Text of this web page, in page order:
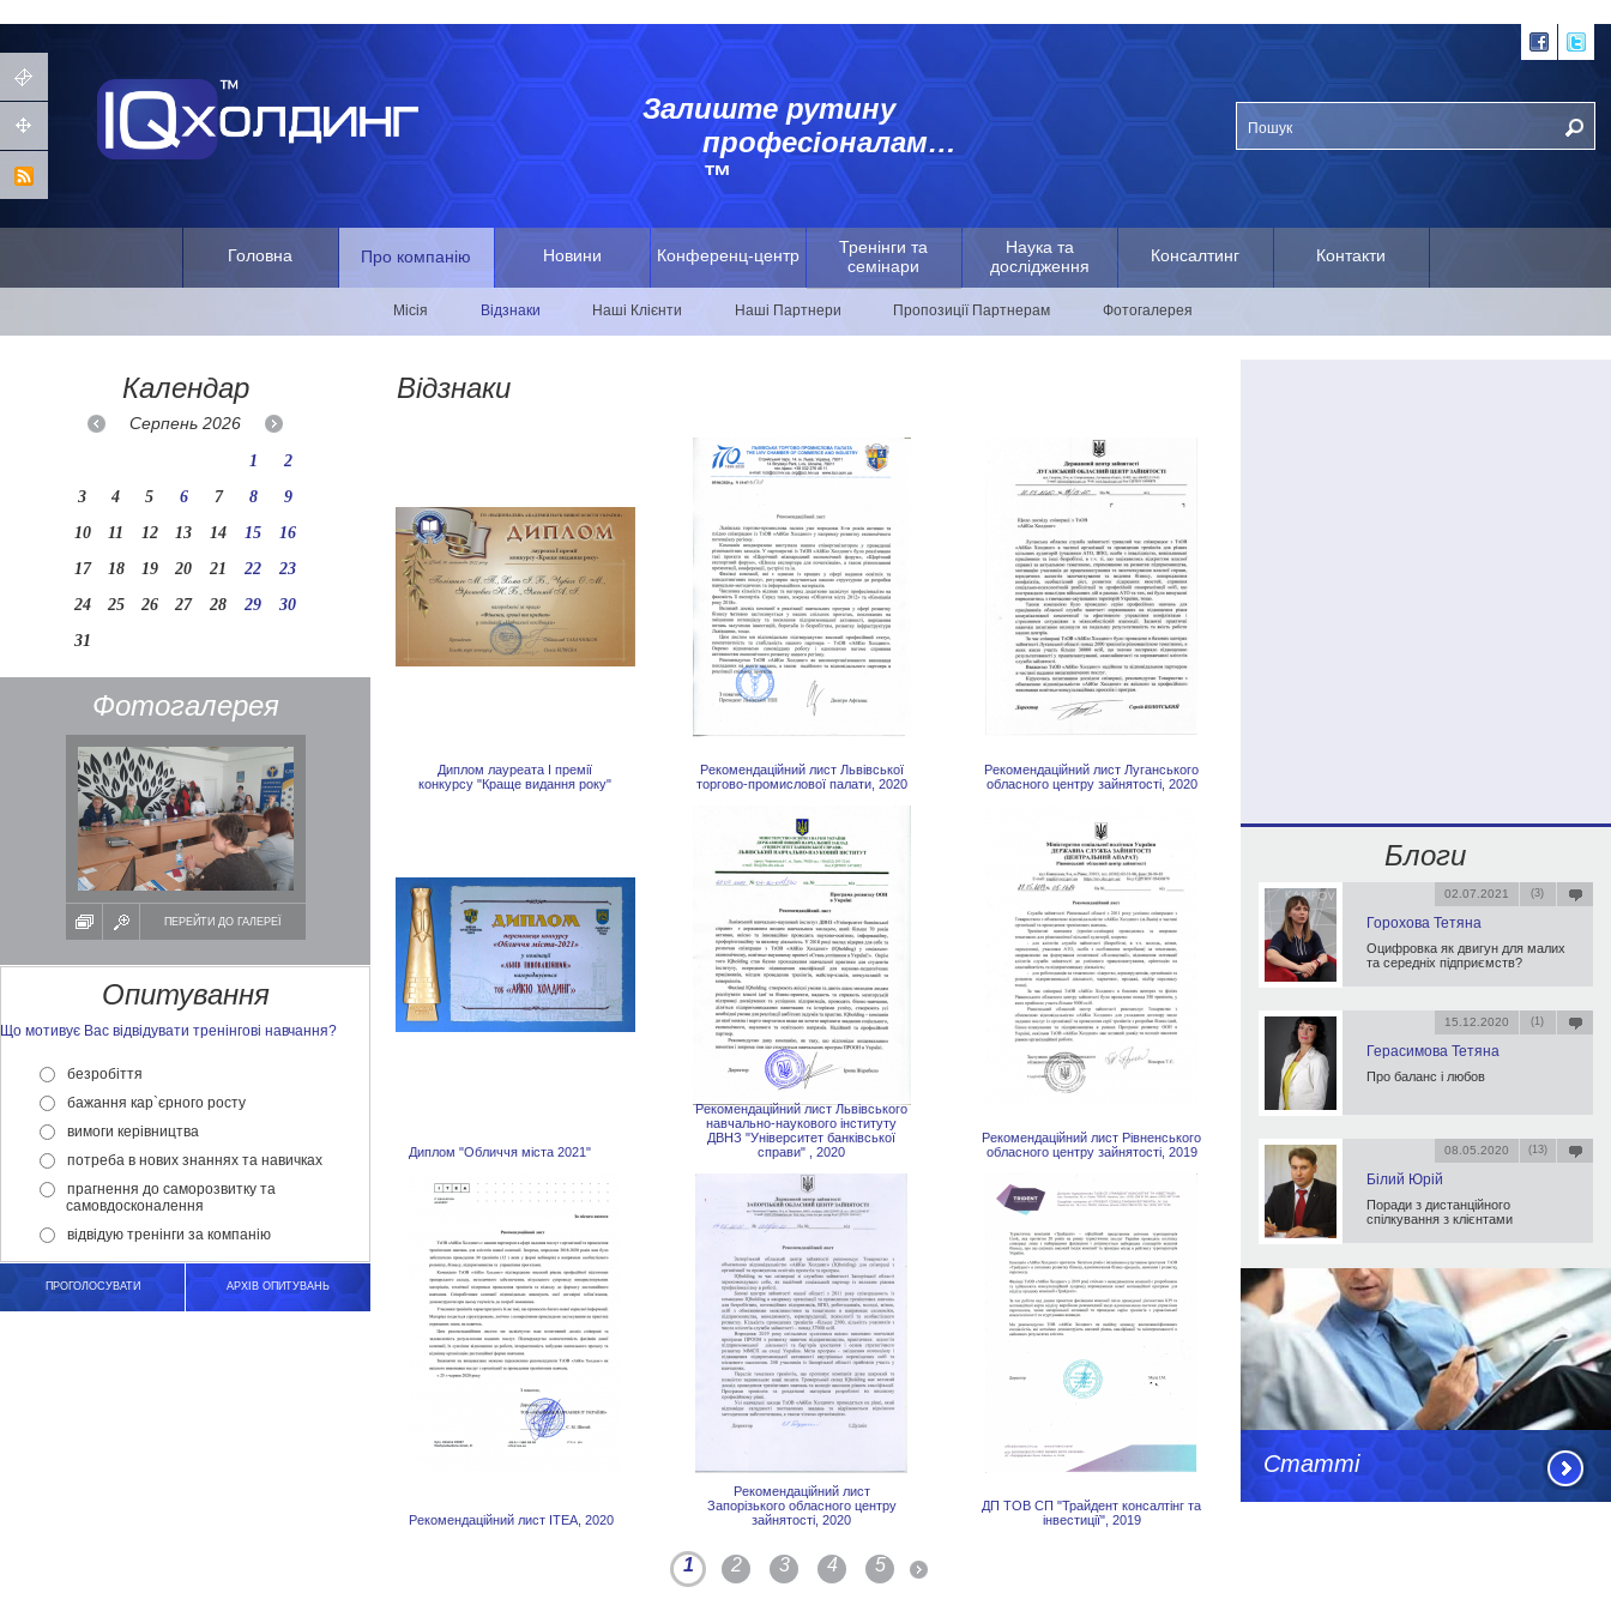
Головна Про компанію Новини Конференц-центр
Тренінги та
семінари
Наука та
дослідження
Консалтинг Контакти
Місія Відзнаки Наші Клієнти Наші Партнери Пропозиції Партнерам Фотогалерея
Залиште рутину
професіоналам…
™
Календар
Серпень2026
1
2
3
4 5 6 7 8
9
10
11 12 13 14 15
16
17
18 19 20 21 22
23
24
25 26 27 28 29
30
31
Фотогалерея
ПЕРЕЙТИ ДО ГАЛЕРЕЇ
Опитування
Що мотивує Вас відвідувати тренінгові навчання?
безробіття
бажання кар`єрного росту
вимоги керівництва
потреба в нових знаннях та навичках
прагнення до саморозвитку та
самовдосконалення
відвідую тренінги за компанію
ПРОГОЛОСУВАТИ АРХІВ ОПИТУВАНЬ
Відзнаки
Диплом лауреата І премії
конкурсу "Краще видання року"
Рекомендаційний лист Львівської
торгово-промислової палати, 2020
Рекомендаційний лист Луганського
обласного центру зайнятості, 2020
Диплом "Обличчя міста 2021"
Рекомендаційний лист Львівського
навчально-наукового інституту
ДВНЗ "Університет банківської
справи" , 2020
Рекомендаційний лист Рівненського
обласного центру зайнятості, 2019
Рекомендаційний лист ITEA, 2020
Рекомендаційний лист
Запорізького обласного центру
зайнятості, 2020
ДП ТОВ СП "Трайдент консалтінг та
інвестиції", 2019
1 2 3 4 5
Блоги
Горохова Тетяна
02.07.2021 (3)
Оцифровка як двигун для малих
та середніх підприємств?
Герасимова Тетяна
15.12.2020 (1)
Про баланс і любов
Білий Юрій
08.05.2020 (13)
Поради з дистанційного
спілкування з клієнтами
Статті